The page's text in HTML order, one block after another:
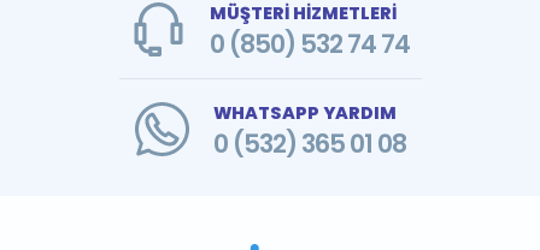
MÜŞTERİ HİZMETLERİ
0 (850) 532 74 74
WHATSAPP YARDIM
0 (532) 365 01 08